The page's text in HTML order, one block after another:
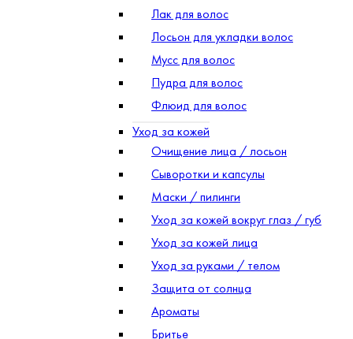
Лак для волос
Лосьон для укладки волос
Мусс для волос
Пудра для волос
Флюид для волос
Уход за кожей
Очищение лица / лосьон
Сыворотки и капсулы
Маски / пилинги
Уход за кожей вокруг глаз / губ
Уход за кожей лица
Уход за руками / телом
Защита от солнца
Ароматы
Бритье